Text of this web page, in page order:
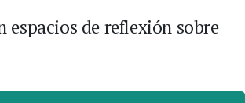
de reflexión sobre